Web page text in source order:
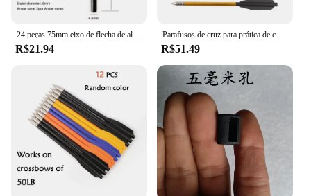
24 peças 75mm eixo de flecha de alumínio inserção de alumínio adequada para tiro com arco acessórios
R$21.94
Parafusos de cruz para prática de caça, pontas de aço para 50-80lbs, cremalheira triangular, 160mm, 9g, 6,5 polegadas, 12 peças
R$51.49